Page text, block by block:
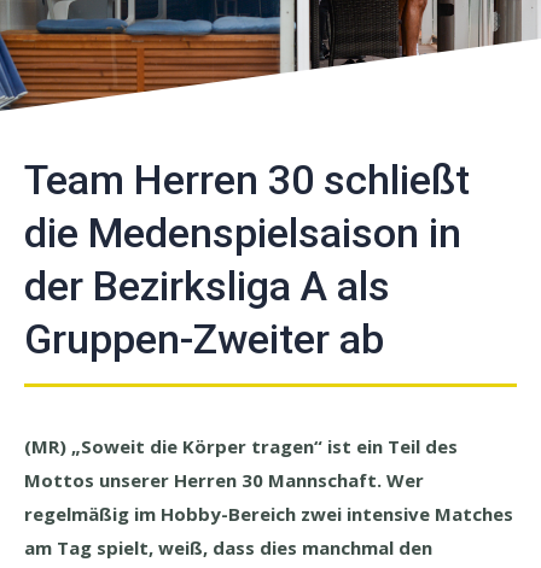
Team Herren 30 schließt
die Medenspielsaison in
der Bezirksliga A als
Gruppen-Zweiter ab
(MR) „Soweit die Körper tragen“ ist ein Teil des
Mottos unserer Herren 30 Mannschaft. Wer
regelmäßig im Hobby-Bereich zwei intensive Matches
am Tag spielt, weiß, dass dies manchmal den